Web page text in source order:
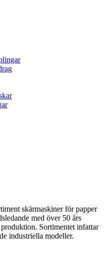
skärmaskiner för papper
med över 50 års
Sortimentet infattar
industriella modeller.